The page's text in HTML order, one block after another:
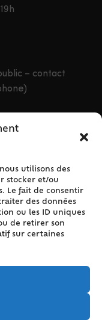
utilisons des
stocker et/ou
Le fait de consentir
des données
ou les ID uniques
de retirer son
sur certaines
– contact